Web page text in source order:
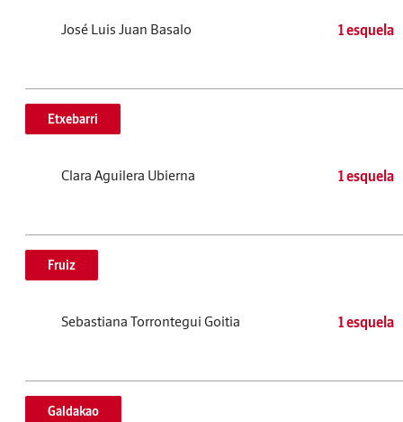
José Luis Juan Basalo 1 esquela
Etxebarri
Clara Aguilera Ubierna 1 esquela
Fruiz
Sebastiana Torrontegui Goitia 1 esquela
Galdakao